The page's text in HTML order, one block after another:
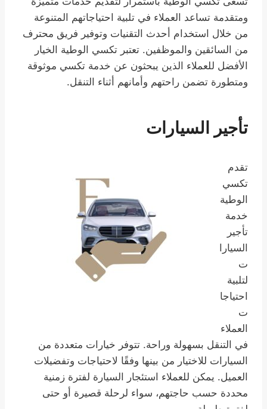
ومتقدمة تساعد العملاء في تلبية احتياجاتهم المتنوعة
من خلال استخدام أحدث التقنيات وتوفير فريق محترف
من السائقين والموظفين. تعتبر تكسي الوطية الخيار
الأفضل للعملاء الذين يبحثون عن خدمة تكسي موثوقة
ومتطورة تضمن راحتهم وأمانهم أثناء التنقل.
تأجير السيارات
تقدم
تكسي
الوطية
خدمة
تأجير
السيارا
ت
لتلبية
احتياجا
ت
العملاء
في التنقل بسهولة وراحة. تتوفر خيارات متعددة من
السيارات للاختيار من بينها وفقًا لاحتياجات وتفضيلات
العميل. يمكن للعملاء استئجار السيارة لفترة زمنية
محددة حسب حاجتهم، سواء لرحلة قصيرة أو حتى